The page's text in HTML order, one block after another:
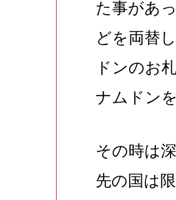
た事があ
どを両替
ドンのお
ナムドン
その時は
先の国は